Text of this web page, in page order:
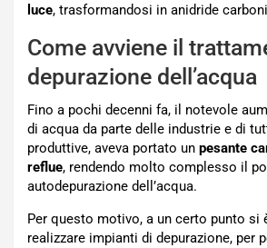
luce, trasformandosi in anidride
Come avviene il
depurazione dell’acqua
Fino a pochi decenni fa, il notevole
di acqua da parte delle industrie e di
produttive, aveva portato un pesante
reflue, rendendo molto complesso il
autodepurazione dell’acqua.
Per questo motivo, a un certo punto si
realizzare impianti di depurazione, per